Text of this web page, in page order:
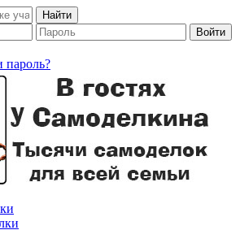
Найти
Войти
пароль?